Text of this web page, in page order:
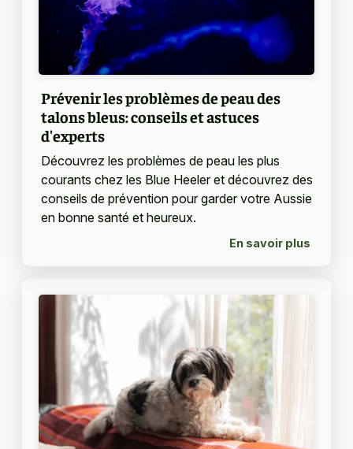
Prévenir les problèmes de peau des
talons bleus: conseils et astuces
d'experts
Découvrez les problèmes de peau les plus
courants chez les Blue Heeler et découvrez des
conseils de prévention pour garder votre Aussie
en bonne santé et heureux.
En savoir plus